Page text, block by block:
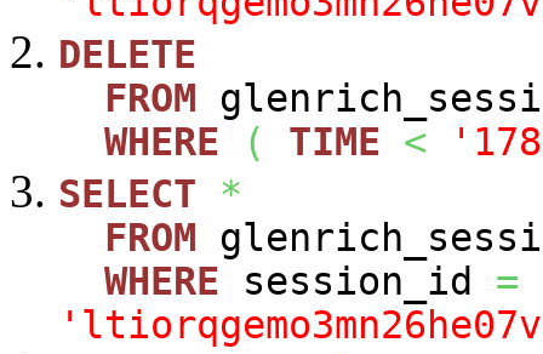
DELETE
FROM
WHERE
( TIME <
SELECT
*
FROM
WHERE session_id =